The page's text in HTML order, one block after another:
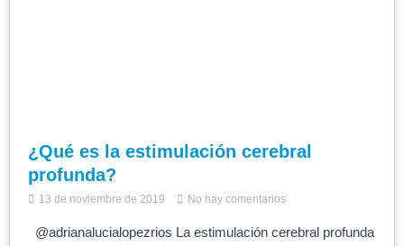
¿Qué es la estimulación cerebral
profunda?
13 de noviembre de 2019 No hay comentarios
@adrianalucialopezrios La estimulación cerebral profunda